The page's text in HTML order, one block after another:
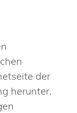
der
herunter.